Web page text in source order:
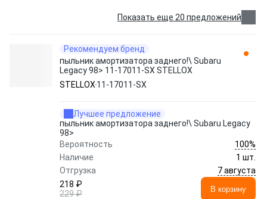
Показать еще 20 предложений
Рекомендуем бренд
пыльник амортизатора заднего!\ Subaru
Legacy 98> 11-17011-SX STELLOX
STELLOX 11-17011-SX
Лучшее предложение
пыльник амортизатора заднего!\ Subaru Legacy
98>
Вероятность
100%
Наличие
1 шт.
Отгрузка
7 августа
218 ₽
229 ₽
В корзину